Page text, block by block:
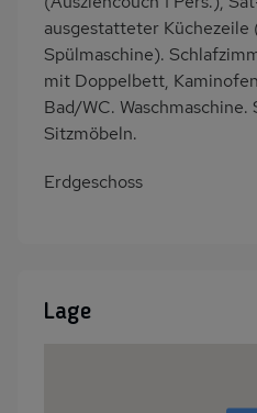
ausgestatteter
Spülmaschine).
mit Doppelbett,
Bad/WC.
Sitzmöbeln.
Erdgeschoss
Lage